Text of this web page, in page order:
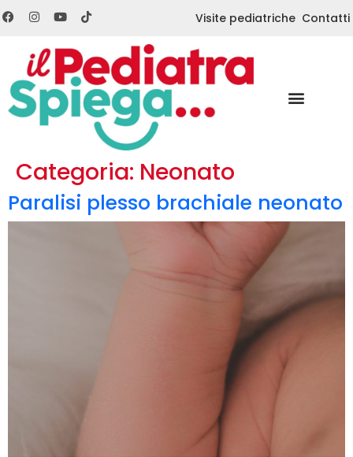
Visite pediatriche Contatti
Categoria: Neonato
Paralisi plesso brachiale neonato